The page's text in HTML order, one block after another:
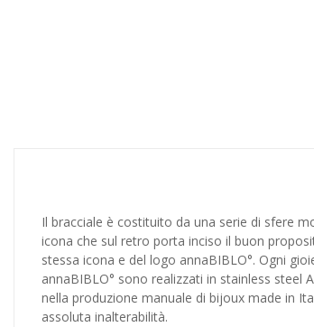
Il bracciale è costituito da una serie di sfere
icona che sul retro porta inciso il buon
stessa icona e del logo annaBIBLO°. Ogni
annaBIBLO° sono realizzati in stainless steel
nella produzione manuale di bijoux made in
assoluta inalterabilità.